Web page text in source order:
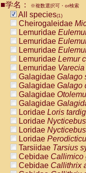
CebidaeCebus
CebidaeCebus
CebidaeSaimiri
CebidaeSaimiri
AtelidaeAlouatta
AtelidaeAlouatta
AtelidaeAlouatta
AtelidaeAlouatta
AtelidaeAteles
AtelidaeAteles
AtelidaeAteles
AtelidaeAteles
Atelidae Lagothrix
AtelidaeLagothrix
Pitheciidae
Pitheciidae
Pitheciidae
Pitheciidae
Pitheciidae
■学名： ※複数選択可・or検索
All species(1)
Cheirogaleidae
Lemuridae
Lemuridae
Lemuridae
Lemuridae Lemur
Lemuridae
Galagidae Galago
Galagidae Galago
Galagidae
Galagidae
Loridae Loris
Loridae
Loridae
Loridae
Tarsiidae Tarsius
Cebidae Callimico
Cebidae Callithrix